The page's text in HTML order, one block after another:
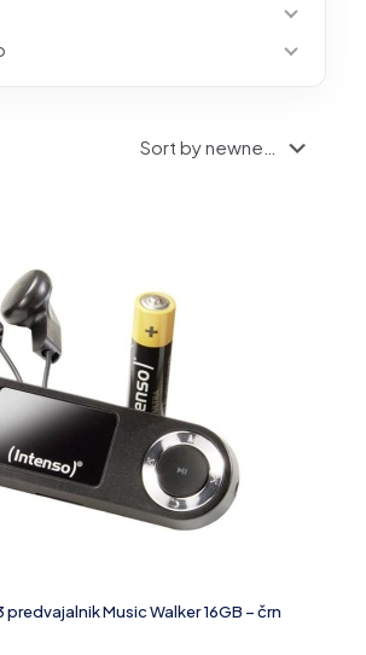
predvajalnik Music Walker 16GB – črn